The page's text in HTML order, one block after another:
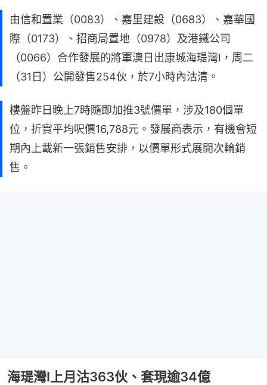
由信和置業（0083）、嘉里建設（0683）、嘉華國
際（0173）、招商局置地（0978）及港鐵公司
（0066）合作發展的將軍澳日出康城海瑅灣I，周二
（31日）公開發售254伙，於7小時內沽清。
樓盤昨日晚上7時隨即加推3號價單，涉及180個單
位，折實平均呎價16,788元。發展商表示，有機會短
期內上載新一張銷售安排，以價單形式展開次輪銷
售。
海瑅灣I上月沽363伙、套現逾34億